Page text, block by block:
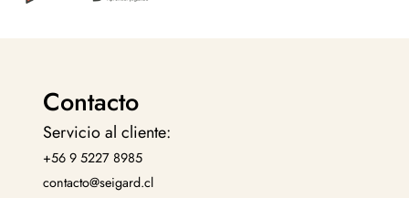
Contacto
Servicio al cliente:
+56 9 5227 8985
contacto@seigard.cl